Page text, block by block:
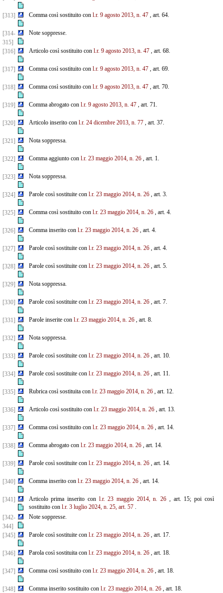
[313] Comma così sostituito con l.r. 9 agosto 2013, n. 47, art. 64.
[314-
315]
Note soppresse.
[316] Articolo così sostituito con l.r. 9 agosto 2013, n. 47, art. 68.
[317] Comma così sostituito con l.r. 9 agosto 2013, n. 47, art. 69.
[318] Comma così sostituito con l.r. 9 agosto 2013, n. 47, art. 70.
[319] Comma abrogato con l.r. 9 agosto 2013, n. 47, art. 71.
[320] Articolo inserito con l.r. 24 dicembre 2013, n. 77, art. 37.
[321] Nota soppressa.
[322] Comma aggiunto con l.r. 23 maggio 2014, n. 26, art. 1.
[323] Nota soppressa.
[324] Parole così sostituite con l.r. 23 maggio 2014, n. 26, art. 3.
[325] Comma così sostituito con l.r. 23 maggio 2014, n. 26, art. 4.
[326] Comma inserito con l.r. 23 maggio 2014, n. 26, art. 4.
[327] Parole così sostituite con l.r. 23 maggio 2014, n. 26, art. 4.
[328] Parole così sostituite con l.r. 23 maggio 2014, n. 26, art. 5.
[329] Nota soppressa.
[330] Parole così sostituite con l.r. 23 maggio 2014, n. 26, art. 7.
[331] Parole inserite con l.r. 23 maggio 2014, n. 26, art. 8.
[332] Nota soppressa.
[333] Parole così sostituite con l.r. 23 maggio 2014, n. 26, art. 10.
[334] Parole così sostituite con l.r. 23 maggio 2014, n. 26, art. 11.
[335] Rubrica così sostituita con l.r. 23 maggio 2014, n. 26, art. 12.
[336] Articolo così sostituito con l.r. 23 maggio 2014, n. 26, art. 13.
[337] Comma così sostituito con l.r. 23 maggio 2014, n. 26, art. 14.
[338] Comma abrogato con l.r. 23 maggio 2014, n. 26, art. 14.
[339] Parole così sostituite con l.r. 23 maggio 2014, n. 26, art. 14.
[340] Comma inserito con l.r. 23 maggio 2014, n. 26, art. 14.
[341] Articolo prima inserito con l.r. 23 maggio 2014, n. 26 , art. 15; poi così
sostituito con l.r. 3 luglio 2024, n. 25, art. 57.
[342-
344]
Note soppresse.
[345] Parole così sostituite con l.r. 23 maggio 2014, n. 26, art. 17.
[346] Parola così sostituita con l.r. 23 maggio 2014, n. 26, art. 18.
[347] Comma così sostituito con l.r. 23 maggio 2014, n. 26, art. 18.
[348] Comma inserito sostituito con l.r. 23 maggio 2014, n. 26, art. 18.